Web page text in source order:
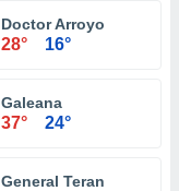
Doctor Arroyo
28° 16°
Galeana
37° 24°
General Teran